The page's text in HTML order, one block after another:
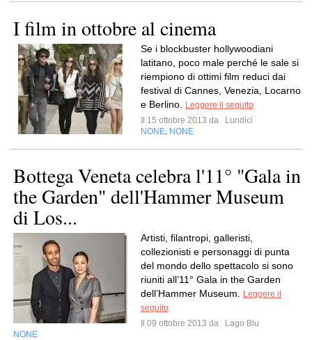
I film in ottobre al cinema
Se i blockbuster hollywoodiani
latitano, poco male perché le sale si
riempiono di ottimi film reduci dai
festival di Cannes, Venezia, Locarno
e Berlino.
Leggere il seguito
Il 15 ottobre 2013 da
Lundici
NONE NONE
Bottega Veneta celebra l'11° "Gala in
the Garden" dell'Hammer Museum
di Los...
Artisti, filantropi, galleristi,
collezionisti e personaggi di punta
del mondo dello spettacolo si sono
riuniti all’11° Gala in the Garden
dell’Hammer Museum.
Leggere il
seguito
Il 09 ottobre 2013 da
Lago Blu
NONE